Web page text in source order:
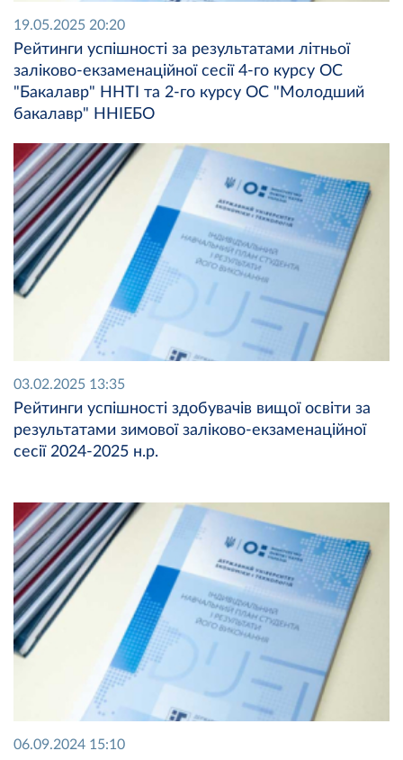
19.05.2025 20:20
Рейтинги успішності за результатами літньої
заліково-екзаменаційної сесії 4-го курсу ОС
"Бакалавр" ННТІ та 2-го курсу ОС "Молодший
бакалавр" ННІЕБО
03.02.2025 13:35
Рейтинги успішності здобувачів вищої освіти за
результатами зимової заліково-екзаменаційної
сесії 2024-2025 н.р.
06.09.2024 15:10